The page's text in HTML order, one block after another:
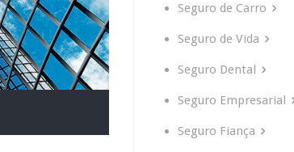
Seguro de Carro
Seguro de Vida
Seguro Dental
Seguro Empresarial
Seguro Fiança